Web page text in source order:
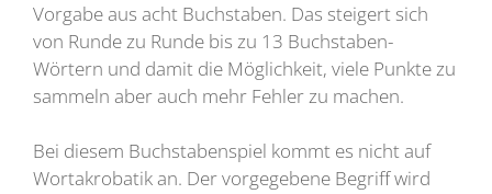
Vorgabe aus acht Buchstaben. Das steigert sich
von Runde zu Runde bis zu 13 Buchstaben-
Wörtern und damit die Möglichkeit, viele Punkte zu
sammeln aber auch mehr Fehler zu machen.
Bei diesem Buchstabenspiel kommt es nicht auf
Wortakrobatik an. Der vorgegebene Begriff wird